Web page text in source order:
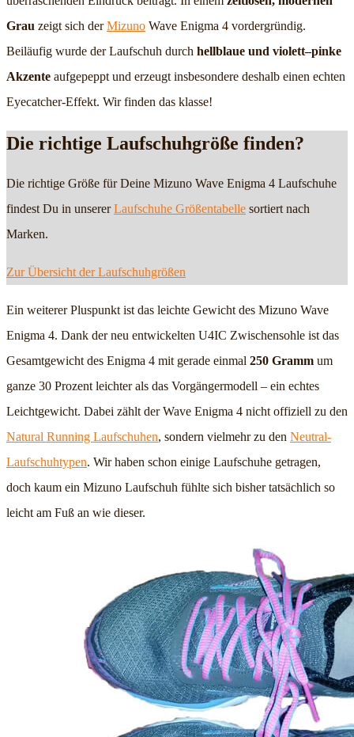
Grau zeigt sich derMizuno Wave Enigma 4 vordergründig.
Beiläufig wurde der Laufschuh durch hellblaue und violett–pinke
Akzente aufgepeppt und erzeugt insbesondere deshalb einen echten
Eyecatcher-Effekt. Wir finden das klasse!
Die richtige Laufschuhgröße finden?
Die richtige Größe für Deine Mizuno Wave Enigma 4 Laufschuhe
findest Du in unsererLaufschuhe Größentabelle sortiert nach
Marken.
Zur Übersicht der Laufschuhgrößen
Ein weiterer Pluspunkt ist das leichte Gewicht des Mizuno Wave
Enigma 4. Dank der neu entwickelten U4IC Zwischensohle ist das
Gesamtgewicht des Enigma 4 mit gerade einmal 250 Gramm um
ganze 30 Prozent leichter als das Vorgängermodell – ein echtes
Leichtgewicht. Dabei zählt der Wave Enigma 4 nicht offiziell zu den
Natural Running Laufschuhen, sondern vielmehr zu den Neutral-
Laufschuhtypen. Wir haben schon einige Laufschuhe getragen,
doch kaum ein Mizuno Laufschuh fühlte sich bisher tatsächlich so
leicht am Fuß an wie dieser.